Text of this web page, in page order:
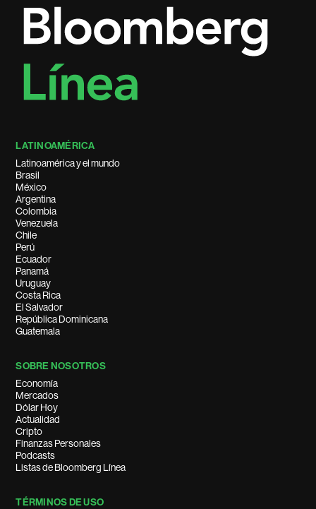
LATINOAMÉRICA
Latinoamérica y el mundo
Brasil
México
Argentina
Colombia
Venezuela
Chile
Perú
Ecuador
Panamá
Uruguay
Costa Rica
El Salvador
República Dominicana
Guatemala
SOBRE NOSOTROS
Economía
Mercados
Dólar Hoy
Actualidad
Cripto
Finanzas Personales
Podcasts
Listas de Bloomberg Línea
TÉRMINOS DE USO